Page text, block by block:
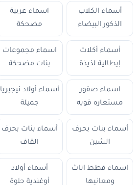
أسماء الكلاب
الذكور البيضاء
اسماء عربية
مضحكة
أسماء أكلات
إيطالية لذيذة
اسماء مجموعات
بنات مضحكة
اسماء صقور
مستعاره قويه
أسماء أولاد نيجيريا
جميلة
أسماء بنات بحرف
الشين
أسماء بنات بحرف
القاف
اسماء قطط اناث
ومعانيها
أسماء أولاد
أوغندية حلوة